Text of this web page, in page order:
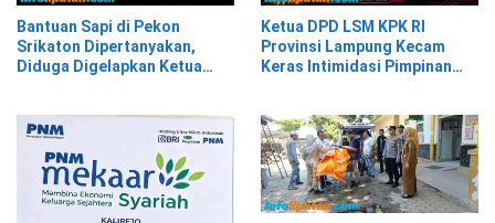
Bantuan Sapi di Pekon
Srikaton Dipertanyakan,
Diduga Digelapkan Ketua
Ketua DPD LSM KPK RI
Provinsi Lampung Kecam
Keras Intimidasi Pimpinan